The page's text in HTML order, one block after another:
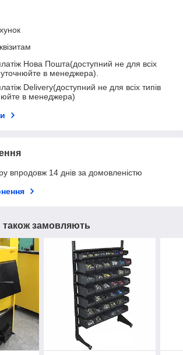
Нова Пошта(доступний не для всіх
уточнюйте в менеджера).
Delivery(доступний не для всіх типів
в менеджера)
впродовж 14 днів за домовленістю
замовляють